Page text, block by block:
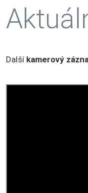
Dalšíkamerový